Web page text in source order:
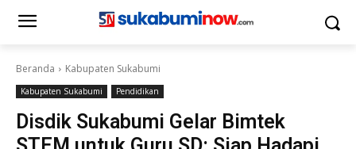
Beranda Kabupaten Sukabumi
Kabupaten Sukabumi Pendidikan
Disdik Sukabumi Gelar Bimtek